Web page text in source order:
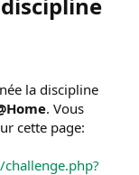
la discipline
. Vous
cette page: